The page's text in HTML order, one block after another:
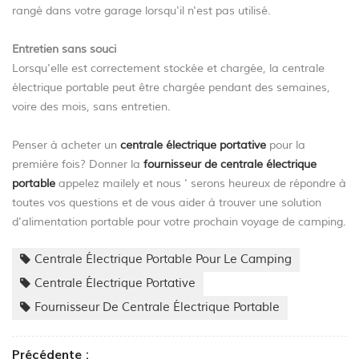
rangé dans votre garage lorsqu'il n'est pas utilisé.
Entretien sans souci
Lorsqu'elle est correctement stockée et chargée, la centrale
électrique portable peut être chargée pendant des semaines,
voire des mois, sans entretien.
Penser à acheter un centrale électrique portative pour la
première fois? Donner la fournisseur de centrale électrique
portable appelez mailely et nous ' serons heureux de répondre à
toutes vos questions et de vous aider à trouver une solution
d'alimentation portable pour votre prochain voyage de camping.
Centrale Électrique Portable Pour Le Camping
Centrale Électrique Portative
Fournisseur De Centrale Électrique Portable
Précédente :